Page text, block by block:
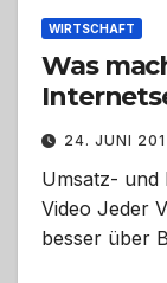
WIRTSCHAFT
Was
24. JUNI
Umsatz- und
Video Jeder
besser über